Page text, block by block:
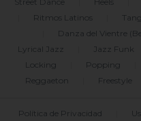
Ritmos Latinos
Danza del Vientre
Lyrical Jazz
Jazz Funk
Locking
Popping
Reggaeton
Freestyle
Política de Privacidad